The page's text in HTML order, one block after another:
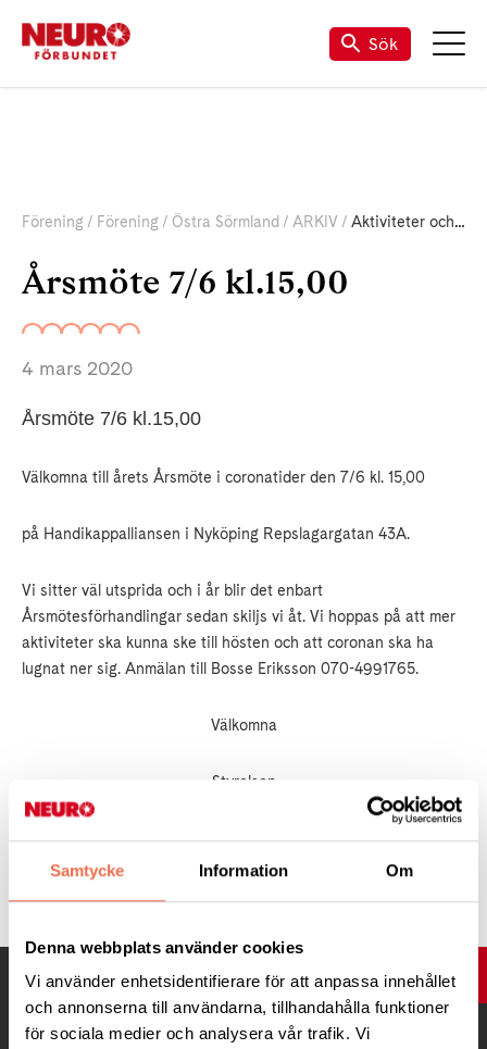
Samtycke Information Om
Denna webbplats använder cookies
Vi använder enhetsidentifierare för att anpassa innehållet
och annonserna till användarna, tillhandahålla funktioner
för sociala medier och analysera vår trafik. Vi
Sök
Förening Förening Östra Sörmland ARKIV Aktiviteter och Nyheter
Årsmöte 7/6 kl.15,00
4 mars 2020
Årsmöte 7/6 kl.15,00
Välkomna till årets Årsmöte i coronatider den 7/6 kl. 15,00
på Handikappalliansen i Nyköping Repslagargatan 43A.
Vi sitter väl utsprida och i år blir det enbart
Årsmötesförhandlingar sedan skiljs vi åt. Vi hoppas på att mer
aktiviteter ska kunna ske till hösten och att coronan ska ha
lugnat ner sig. Anmälan till Bosse Eriksson 070-4991765.
Välkomna
Styrelsen
Tipsa
UPP